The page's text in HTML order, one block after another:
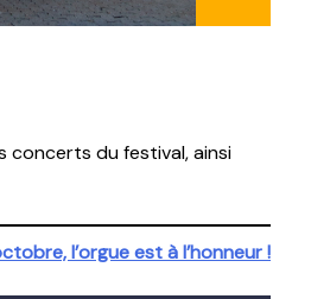
concerts du festival, ainsi
l’orgue est à l’honneur !